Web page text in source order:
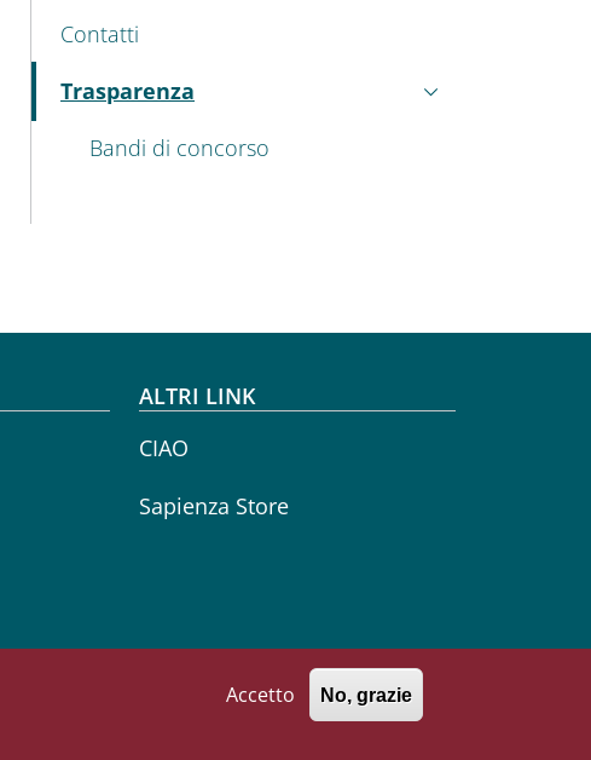
Contatti
Trasparenza
Attivo
Bandi di concorso
ALTRI LINK
CIAO
Sapienza Store
Accetto No, grazie